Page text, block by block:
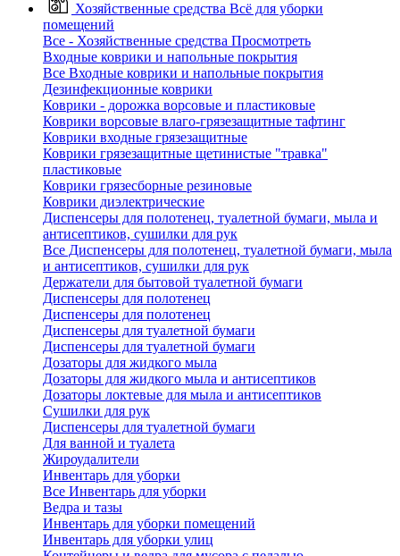
Хозяйственные средства Всё для уборки
помещений
Все - Хозяйственные средства Просмотреть
Входные коврики и напольные покрытия
Все Входные коврики и напольные покрытия
Дезинфекционные коврики
Коврики - дорожка ворсовые и пластиковые
Коврики ворсовые влаго-грязезащитные тафтинг
Коврики входные грязезащитные
Коврики грязезащитные щетинистые "травка"
пластиковые
Коврики грязесборные резиновые
Коврики диэлектрические
Диспенсеры для полотенец, туалетной бумаги, мыла и
антисептиков, сушилки для рук
Все Диспенсеры для полотенец, туалетной бумаги, мыла
и антисептиков, сушилки для рук
Держатели для бытовой туалетной бумаги
Диспенсеры для полотенец
Диспенсеры для полотенец
Диспенсеры для туалетной бумаги
Диспенсеры для туалетной бумаги
Дозаторы для жидкого мыла
Дозаторы для жидкого мыла и антисептиков
Дозаторы локтевые для мыла и антисептиков
Сушилки для рук
Диспенсеры для туалетной бумаги
Для ванной и туалета
Жироудалители
Инвентарь для уборки
Все Инвентарь для уборки
Ведра и тазы
Инвентарь для уборки помещений
Инвентарь для уборки улиц